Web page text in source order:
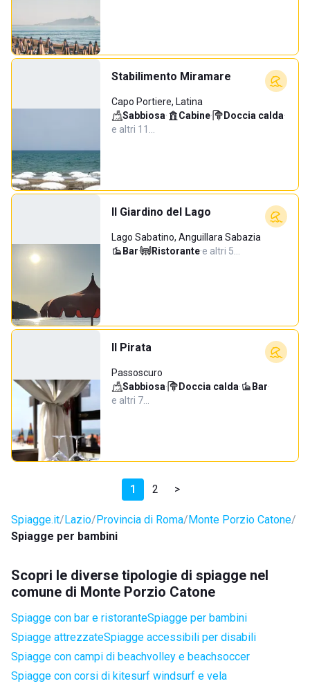
Stabilimento Miramare
Capo Portiere, Latina
Sabbiosa· Cabine· Doccia calda·
e altri 11…
Il Giardino del Lago
Lago Sabatino, Anguillara Sabazia
Bar· Ristorante·e altri 5…
Il Pirata
Passoscuro
Sabbiosa· Doccia calda· Bar·
e altri 7…
1 2 >
Spiagge.it Lazio Provincia di Roma Monte Porzio Catone
Spiagge per bambini
Scopri le diverse tipologie di spiagge nel
comune di Monte Porzio Catone
Spiagge con bar e ristoranteSpiagge per bambini
Spiagge attrezzateSpiagge accessibili per disabili
Spiagge con campi di beachvolley e beachsoccer
Spiagge con corsi di kitesurf windsurf e vela